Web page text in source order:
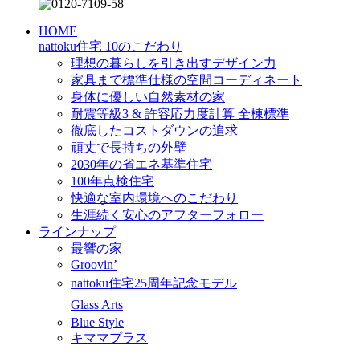
HOME
nattoku住宅 10のこだわり
理想の暮らしを引き出すデザイン力
家具まで標準仕様の空間コーディネート
身体に優しい自然素材の家
耐震等級3 & 許容応力度計算 全棟標準
徹底したコストダウンの追求
頑丈で長持ちの外壁
2030年の省エネ基準住宅
100年点検住宅
快適な室内環境へのこだわり
生涯続く安心のアフターフォロー
ラインナップ
最響の家
Groovin’
nattoku住宅25周年記念モデル
Glass Arts
Blue Style
キママプラス